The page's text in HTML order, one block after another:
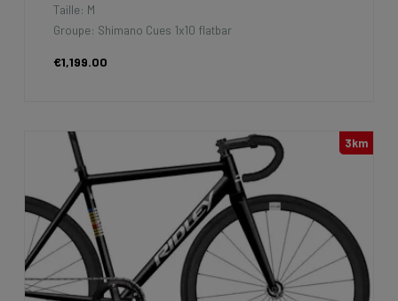
Taille: M
Groupe: Shimano Cues 1x10 flatbar
€1,199.00
3km